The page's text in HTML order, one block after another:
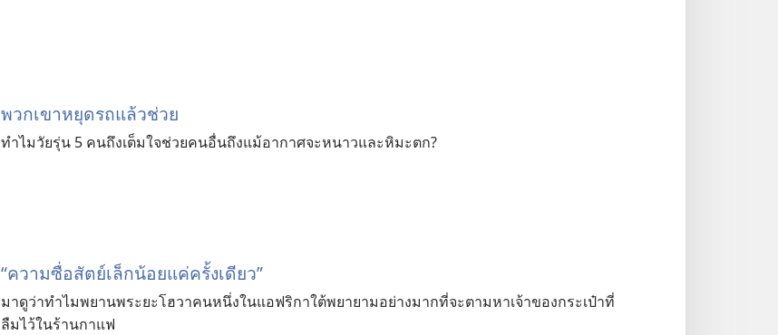
พวกเขาหยุดรถแล้วช่วย
ทำไมวัยรุ่น 5 คนถึงเต็มใจช่วยคนอื่นถึงแม้อากาศจะหนาวและหิมะตก?
“ความซื่อสัตย์เล็กน้อยแค่ครั้งเดียว”
มาดูว่าทำไมพยานพระยะโฮวาคนหนึ่งในแอฟริกาใต้พยายามอย่างมากที่จะตามหาเจ้าของกระเป๋าที่
ลืมไว้ในร้านกาแฟ